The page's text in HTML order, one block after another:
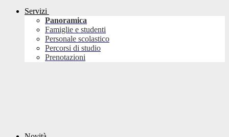
Servizi
Panoramica
Famiglie e studenti
Personale scolastico
Percorsi di studio
Prenotazioni